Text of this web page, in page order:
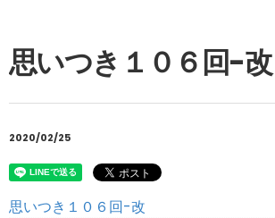
思いつき１０６回-改
2020/02/25
思いつき１０６回-改